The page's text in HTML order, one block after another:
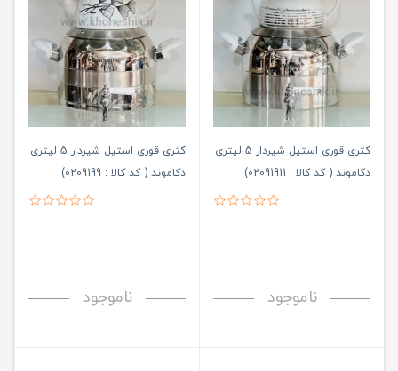
کتری قوری استیل شیردار 5 لیتری
دکاموند ( کد کالا : 02091911)
ناموجود
کتری قوری استیل شیردار 5 لیتری
دکاموند ( کد کالا : 0209199)
ناموجود